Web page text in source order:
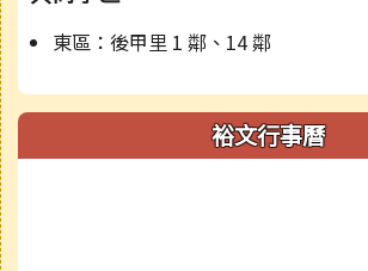
東區：後甲里 1 鄰、14 鄰
裕文行事曆